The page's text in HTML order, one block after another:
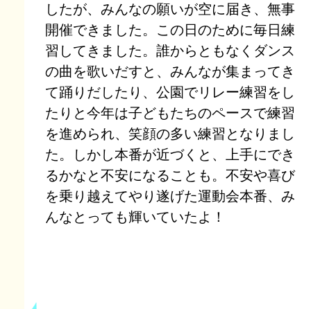
したが、みんなの願いが空に届き、無事
開催できました。この日のために毎日練
習してきました。誰からともなくダンス
の曲を歌いだすと、みんなが集まってき
て踊りだしたり、公園でリレー練習をし
たりと今年は子どもたちのペースで練習
を進められ、笑顔の多い練習となりまし
た。しかし本番が近づくと、上手にでき
るかなと不安になることも。不安や喜び
を乗り越えてやり遂げた運動会本番、み
んなとっても輝いていたよ！